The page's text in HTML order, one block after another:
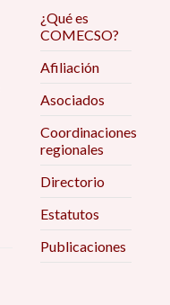
¿Qué es
COMECSO?
Afiliación
Asociados
Coordinaciones
regionales
Directorio
Estatutos
Publicaciones